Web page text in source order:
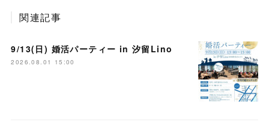
関連記事
9/13(日) 婚活パーティー in 汐留Lino
2026.08.01 15:00